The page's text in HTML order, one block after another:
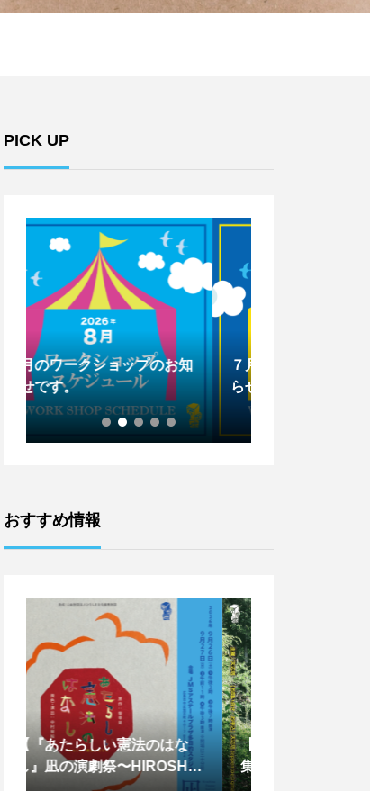
PICK UP
７月のワークショップのお知
らせです。
おすすめ情報
【天辺塔CAMP参加者募
集！！】